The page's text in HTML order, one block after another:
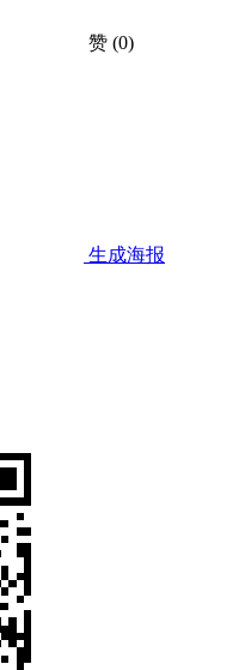
赞 (0)
生成海报